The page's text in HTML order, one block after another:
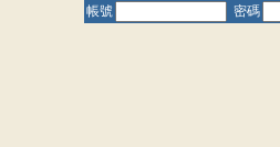
帳號 密碼